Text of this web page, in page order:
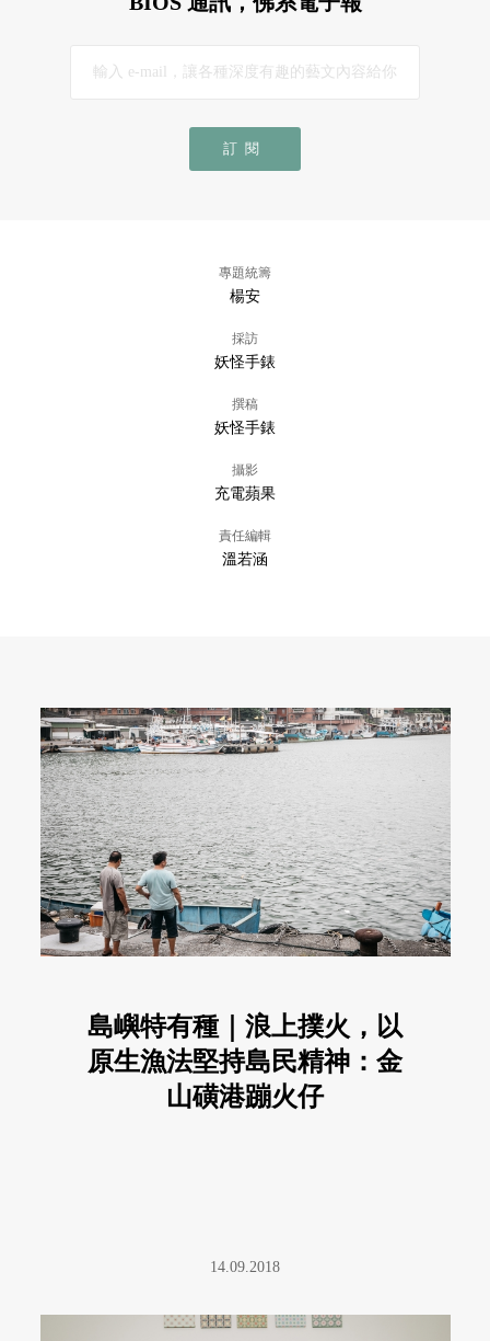
訂閱
專題統籌
楊安
採訪
妖怪手錶
撰稿
妖怪手錶
攝影
充電蘋果
責任編輯
溫若涵
島嶼特有種｜浪上撲火，以
原生漁法堅持島民精神：金
山磺港蹦火仔
14.09.2018